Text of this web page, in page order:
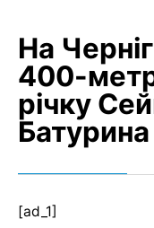
На
400-
річку
Батурина
[ad_1]